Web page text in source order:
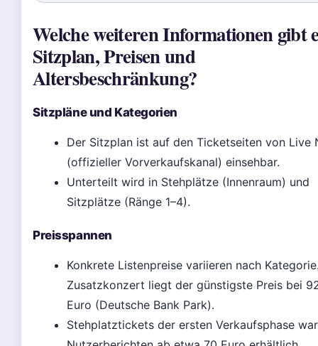
Welche weiteren Informationen gibt
Sitzplan, Preisen und
Altersbeschränkung?
Sitzpläne und Kategorien
Der Sitzplan ist auf den Ticketseiten von Live
(offizieller Vorverkaufskanal) einsehbar.
Unterteilt wird in Stehplätze (Innenraum) und
Sitzplätze (Ränge 1–4).
Preisspannen
Konkrete Listenpreise variieren nach
Zusatzkonzert liegt der günstigste Preis bei
Euro (Deutsche Bank Park).
Stehplatztickets der ersten Verkaufsphase